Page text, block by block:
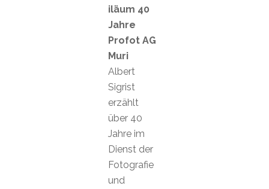
iläum 40
Jahre
Profot AG
Muri
Albert
Sigrist
erzählt
über 40
Jahre im
Dienst der
Fotografie
und